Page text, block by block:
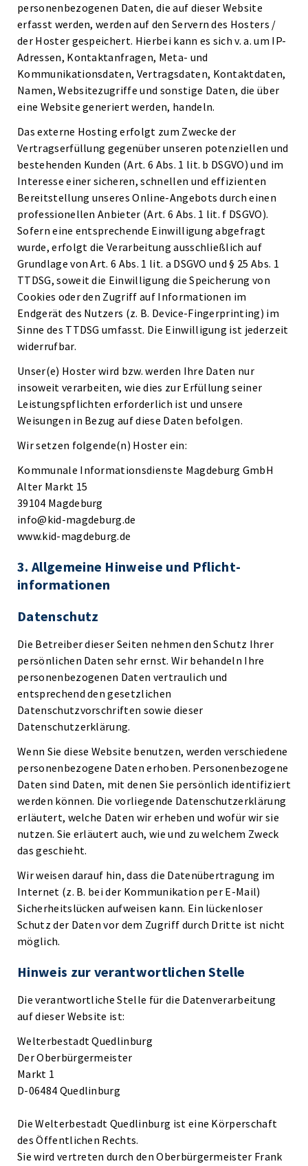
personenbezogenen Daten, die auf dieser Website
erfasst werden, werden auf den Servern des Hosters /
der Hoster gespeichert. Hierbei kann es sich v. a. um IP-
Adressen, Kontaktanfragen, Meta- und
Kommunikationsdaten, Vertragsdaten, Kontaktdaten,
Namen, Websitezugriffe und sonstige Daten, die über
eine Website generiert werden, handeln.
Das externe Hosting erfolgt zum Zwecke der
Vertragserfüllung gegenüber unseren potenziellen und
bestehenden Kunden (Art. 6 Abs. 1 lit. b DSGVO) und im
Interesse einer sicheren, schnellen und effizienten
Bereitstellung unseres Online-Angebots durch einen
professionellen Anbieter (Art. 6 Abs. 1 lit. f DSGVO).
Sofern eine entsprechende Einwilligung abgefragt
wurde, erfolgt die Verarbeitung ausschließlich auf
Grundlage von Art. 6 Abs. 1 lit. a DSGVO und § 25 Abs. 1
TTDSG, soweit die Einwilligung die Speicherung von
Cookies oder den Zugriff auf Informationen im
Endgerät des Nutzers (z. B. Device-Fingerprinting) im
Sinne des TTDSG umfasst. Die Einwilligung ist jederzeit
widerrufbar.
Unser(e) Hoster wird bzw. werden Ihre Daten nur
insoweit verarbeiten, wie dies zur Erfüllung seiner
Leistungspflichten erforderlich ist und unsere
Weisungen in Bezug auf diese Daten befolgen.
Wir setzen folgende(n) Hoster ein:
Kommunale Informationsdienste Magdeburg GmbH
Alter Markt 15
39104 Magdeburg
info@kid-magdeburg.de
www.kid-magdeburg.de
3. Allgemeine Hinweise und Pflicht­
informationen
Datenschutz
Die Betreiber dieser Seiten nehmen den Schutz Ihrer
persönlichen Daten sehr ernst. Wir behandeln Ihre
personenbezogenen Daten vertraulich und
entsprechend den gesetzlichen
Datenschutzvorschriften sowie dieser
Datenschutzerklärung.
Wenn Sie diese Website benutzen, werden verschiedene
personenbezogene Daten erhoben. Personenbezogene
Daten sind Daten, mit denen Sie persönlich identifiziert
werden können. Die vorliegende Datenschutzerklärung
erläutert, welche Daten wir erheben und wofür wir sie
nutzen. Sie erläutert auch, wie und zu welchem Zweck
das geschieht.
Wir weisen darauf hin, dass die Datenübertragung im
Internet (z. B. bei der Kommunikation per E-Mail)
Sicherheitslücken aufweisen kann. Ein lückenloser
Schutz der Daten vor dem Zugriff durch Dritte ist nicht
möglich.
Hinweis zur verantwortlichen Stelle
Die verantwortliche Stelle für die Datenverarbeitung
auf dieser Website ist:
Welterbestadt Quedlinburg
Der Oberbürgermeister
Markt 1
D-06484 Quedlinburg
Die Welterbestadt Quedlinburg ist eine Körperschaft
des Öffentlichen Rechts.
Sie wird vertreten durch den Oberbürgermeister Frank